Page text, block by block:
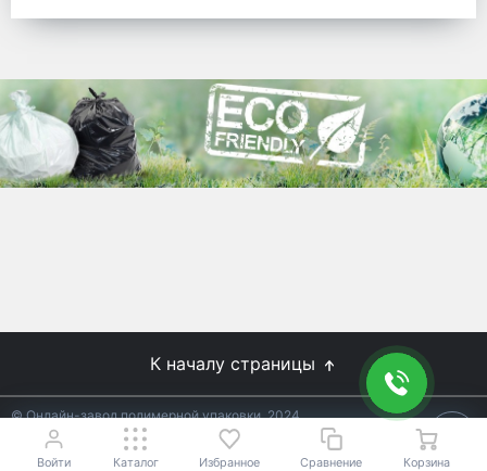
упаковке, и сегодня мы перешли в
Используйте готовые решения от
лидеров отрасли.
WhitePack
8 (495) 204-18-49
К началу страницы
© Онлайн-завод полимерной упаковки, 2024
Не является публичной офертой.Условия уточняйте у
менеджеров.
Войти Каталог Избранное Сравнение Корзина